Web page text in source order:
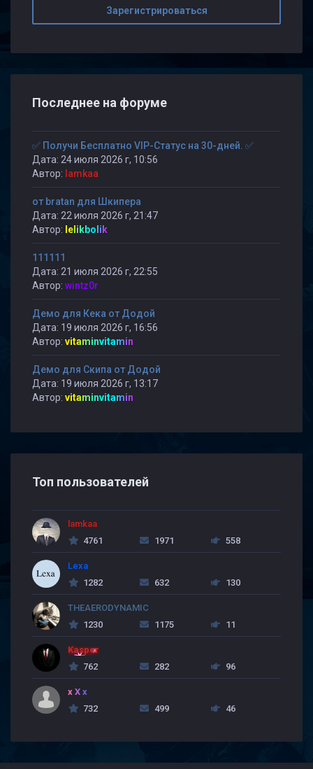
Зарегистрироваться
Последнее на форуме
✅ Получи Бесплатно VIP-Статус на 30-дней. ✅
Дата: 24 июля 2026 г, 10:56
Автор: lamkaa
от bratan для Шкипера
Дата: 22 июля 2026 г, 21:47
Автор: lelikbolik
111111
Дата: 21 июля 2026 г, 22:55
Автор: wintz0r
Демо для Кека от Додой
Дата: 19 июля 2026 г, 16:56
Автор: vitaminvitamin
Демо для Скипа от Додой
Дата: 19 июля 2026 г, 13:17
Автор: vitaminvitamin
Топ пользователей
lamkaa
4761
1971 558
Lexa
1282
632 130
THEAERODYNAMIC
1230
1175 11
Kasper
762
282 96
x X x
732
499 46